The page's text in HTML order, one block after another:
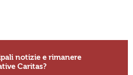
notizie e rimanere
Caritas?